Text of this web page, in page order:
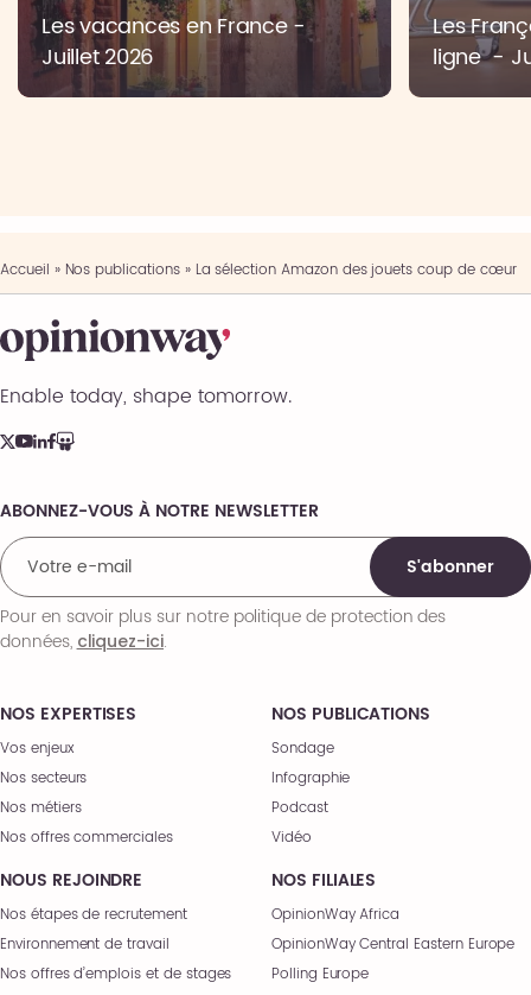
Les vacances en France -
Juillet 2026
Les
ligne -
Accueil » Nos publications» La sélection Amazon des jouets coup de cœur
Enable today, shape tomorrow.
NOS EXPERTISES
Vos enjeux
Nos secteurs
Nos métiers
Nos offres commerciales
NOS PUBLICATIONS
Sondage
Infographie
Podcast
Vidéo
NOUS REJOINDRE
Nos étapes de recrutement
Environnement de travail
Nos offres d’emplois et de stages
NOS FILIALES
OpinionWay Africa
OpinionWay Central Eastern Europe
Polling Europe
Comments
ABONNEZ-VOUS À NOTRE NEWSLETTER
S'abonner
Pour en savoir plus sur notre politique de protection des
données,cliquez-ici.